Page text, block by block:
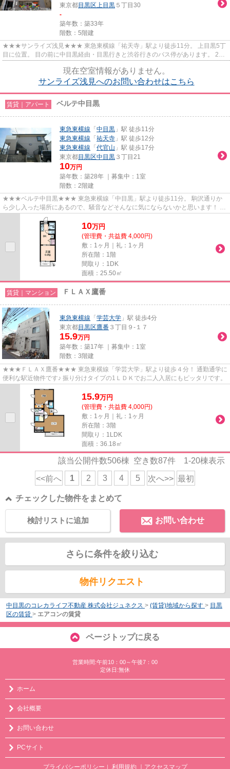
東京都目黒区上目黒 ５丁目30
-
築年数：築33年
階数：5階建
★★★サンライズ浅見★★★ 東急東横線「祐天寺」駅より徒歩11分。 上目黒5丁
目に位置。 目の前に中目黒経由・目黒行きと渋谷行きのバス停があります。 24
現在空室情報がありません。
サンライズ浅見へのお問い合わせはこちら
賃貸｜アパート ベルテ中目黒
東急東横線 「 中目黒 」駅 徒歩11分
東急東横線 「 祐天寺 」駅 徒歩12分
東急東横線 「 代官山 」駅 徒歩17分
東京都目黒区中目黒 ３丁目21
10万円
築年数：築28年 ｜募集中： 1室
階数：2階建
★★★ベルテ中目黒★★★ 東急東横線「中目黒」駅より徒歩11分。 駒沢通りか
ら少し入った場所にあるので、騒音などそんなに気にならないかと思います！ 駅
周辺までいかなくても徒歩1分のと...
10万円
(管理費・共益費 4,000円)
敷：1ヶ月｜礼：1ヶ月
所在階：1階
間取り：1DK
面積：25.50㎡
賃貸｜マンション ＦＬＡＸ鷹番
東急東横線 「 学芸大学 」駅 徒歩4分
東京都目黒区鷹番 ３丁目９-１７
15.9万円
築年数：築17年 ｜募集中： 1室
階数：3階建
★★★ＦＬＡＸ鷹番★★★ 東急東横線「学芸大学」駅より徒歩４分！ 通勤通学に
便利な駅近物件です♪ 振り分けタイプの1ＬＤＫでお二人入居にもピッタリです。
15.9万円
(管理費・共益費 4,000円)
敷：1ヶ月｜礼：1ヶ月
所在階：3階
間取り：1LDK
面積：36.18㎡
該当公開件数506棟 空き数87件 1-20棟表示
<<前へ 1 2 3 4 5 次へ>> 最初
チェックした物件をまとめて
お問い合わせ
検討リストに追加
さらに条件を絞り込む
物件リクエスト
中目黒のコレカライフ不動産 株式会社ジュネクス > (賃貸)地域から探す > 目黒
区の賃貸 > エアコンの賃貸
ページトップに戻る
営業時間:午前10：00～午後7：00
定休日:無休
ホーム
会社概要
お問い合わせ
PCサイト
プライバシーポリシー ｜ 利用規約 ｜アクセスマップ